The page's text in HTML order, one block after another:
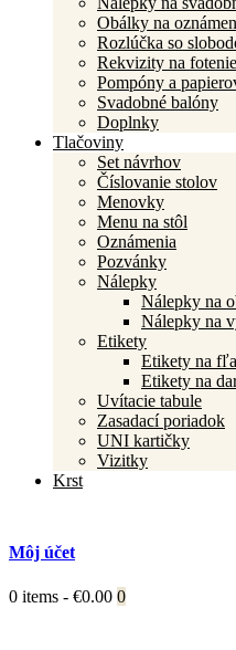
Obálky na
Rozlúčka so
Rekvizity na fotenie
Pompóny a
Svadobné balóny
Doplnky
Tlačoviny
Set návrhov
Číslovanie stolov
Menovky
Menu na stôl
Oznámenia
Pozvánky
Nálepky
Nálepky na
Nálepky na
Etikety
Etikety na
Etikety na
Uvítacie tabule
Zasadací poriadok
UNI kartičky
Vizitky
Krst
Môj účet
0 items - €0.00 0